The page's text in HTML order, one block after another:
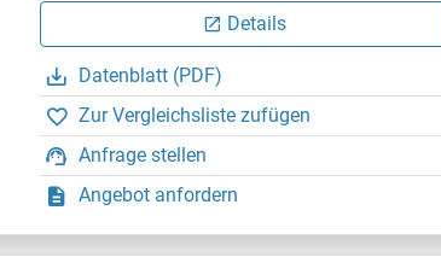
Details
Datenblatt (PDF)
Zur Vergleichsliste zufügen
Anfrage stellen
Angebot anfordern